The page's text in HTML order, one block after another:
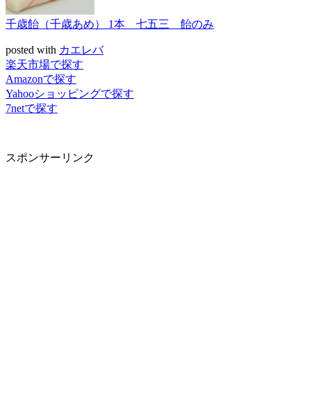
千歳飴（千歳あめ） 1本 七五三 飴のみ
posted with カエレバ
楽天市場で探す
Amazonで探す
Yahooショッピングで探す
7netで探す
スポンサーリンク